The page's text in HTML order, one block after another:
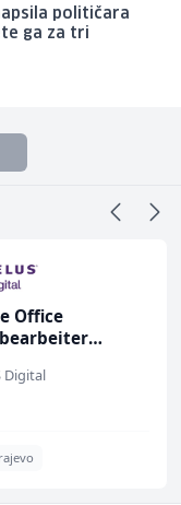
političara
ga za tri
Office
deutschen
Digital